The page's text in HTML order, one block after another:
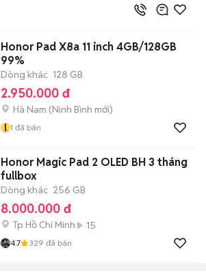
Honor Pad X8a 11 inch 4GB/128GB
99%
Dòng khác 128 GB
2.950.000 đ
Hà Nam (Ninh Bình mới)
l 1 đã bán
Honor Magic Pad 2 OLED BH 3 tháng
fullbox
Dòng khác 256 GB
8.000.000 đ
Tp Hồ Chí Minh 15
4.7 329 đã bán